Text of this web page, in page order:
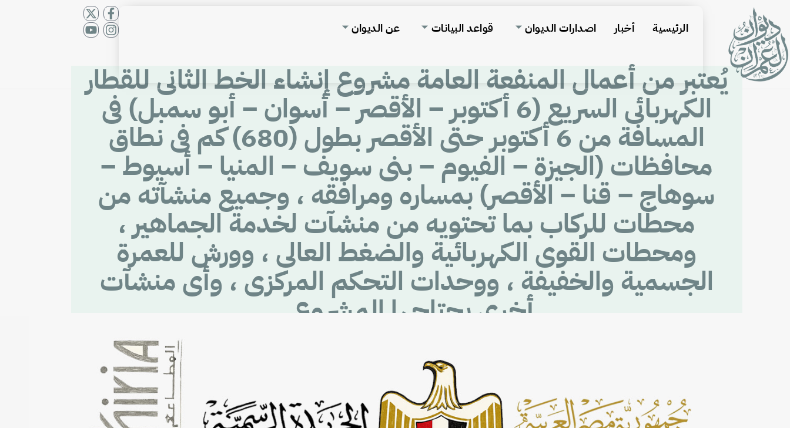
الرئيسية أخبار اصدارات الديوان قواعد البيانات عن الديوان
يُعتبر من أعمال المنفعة العامة مشروع إنشاء الخط الثانى للقطار
الكهربائى السريع (6 أكتوبر – الأقصر – أسوان – أبو سمبل) فى
المسافة من 6 أكتوبر حتى الأقصر بطول (680) كم فى نطاق
محافظات (الجيزة – الفيوم – بنى سويف – المنيا – أسيوط –
سوهاج – قنا – الأقصر) بمساره ومرافقه ، وجميع منشآته من
محطات للركاب بما تحتويه من منشآت لخدمة الجماهير ،
ومحطات القوى الكهربائية والضغط العالى ، وورش للعمرة
الجسمية والخفيفة ، ووحدات التحكم المركزى ، وأى منشآت
أخرى يحتاجها المشروع .